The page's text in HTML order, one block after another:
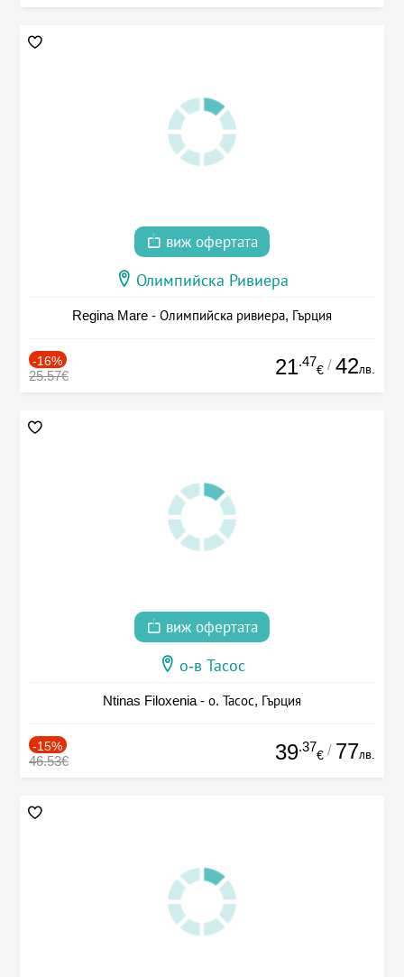
виж офертата
Олимпийска Ривиера
Regina Mare - Олимпийска ривиера, Гърция
-16%
25.57€ 21.47
€ / 42лв.
виж офертата
о-в Тасос
Ntinas Filoxenia - о. Тасос, Гърция
-15%
46.53€ 39.37
€ / 77лв.